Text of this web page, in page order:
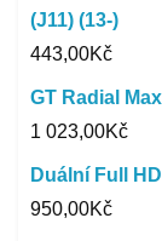
(J11) (13-)
443,00Kč
GT Radial
1 023,00Kč
Duální Full
950,00Kč